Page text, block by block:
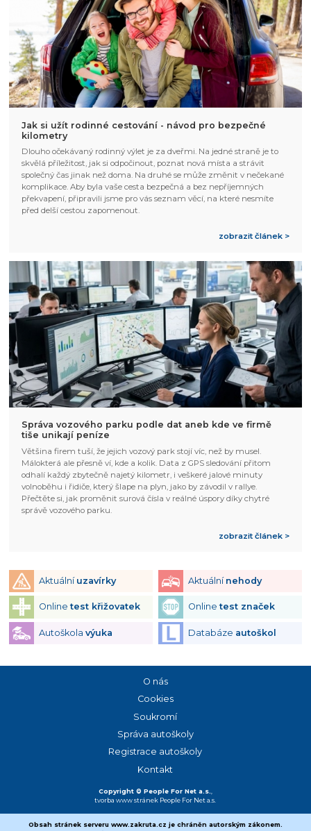
Jak si užít rodinné cestování - návod pro bezpečné
kilometry
Dlouho očekávaný rodinný výlet je za dveřmi. Na jedné straně je to
skvělá příležitost, jak si odpočinout, poznat nová místa a strávit
společný čas jinak než doma. Na druhé se může změnit v nečekané
komplikace. Aby byla vaše cesta bezpečná a bez nepříjemných
překvapení, připravili jsme pro vás seznam věcí, na které nesmíte
před delší cestou zapomenout.
zobrazit článek >
Správa vozového parku podle dat aneb kde ve firmě
tiše unikají peníze
Většina firem tuší, že jejich vozový park stojí víc, než by musel.
Málokterá ale přesně ví, kde a kolik. Data z GPS sledování přitom
odhalí každý zbytečně najetý kilometr, i veškeré jalové minuty
volnoběhu i řidiče, který šlape na plyn, jako by závodil v rallye.
Přečtěte si, jak proměnit surová čísla v reálné úspory díky chytré
správě vozového parku.
zobrazit článek >
Aktuální uzavírky Aktuální nehody
Onlinetest křižovatek Onlinetest značek
Autoškola výuka Databáze autoškol
Copyright © People For Net a.s.
tvorba www stránek People For Net a.s.
O nás
Cookies
Soukromí
Správa autoškoly
Registrace autoškoly
Kontakt
Obsah stránek serveru www.zakruta.cz je chráněn autorským zákonem.